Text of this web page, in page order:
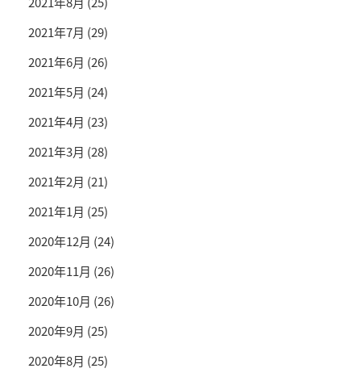
2021年7月 (29)
2021年6月 (26)
2021年5月 (24)
2021年4月 (23)
2021年3月 (28)
2021年2月 (21)
2021年1月 (25)
2020年12月 (24)
2020年11月 (26)
2020年10月 (26)
2020年9月 (25)
2020年8月 (25)